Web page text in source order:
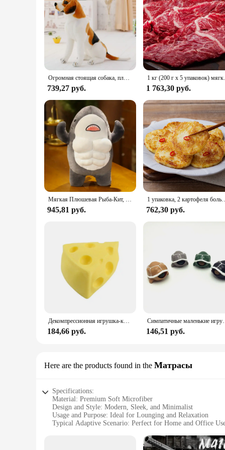
or looking to expand your product offerings, this slipcover is
Огромная стоящая собака, плюшевые игрушки, милые животные, мягкая имитация куклы, подарок на день рождения, детская игрушка, декор для спальни, имитация комфортных игрушек
739,27 руб.
1 кг
1 763,30 руб.
Мягкая Плюшевая Рыба-Кит, 45 см
945,81 руб.
1 упаковка, 2 картофеля
762,30 руб.
Декомпрессионная игрушка-кукуруза с сыром, забавная форма, медленно восстанавливающие форму игрушки для снятия стресса, антистресс для рук, игрушки, фиджет-подарок
184,66 руб.
Симпатичные маленькие игрушки-
146,51 руб.
Here are the products found in the Матрасы
Specifications:
Material: Premium Soft Microfiber
Design and Style: Modern, Sleek, and Minimalist
Usage and Purpose: Ideal for Lounging and Relaxation
Typical Adaptive Scenario: Perfect for Home and Office
Performance and Property: Breathable and Easy to Clean